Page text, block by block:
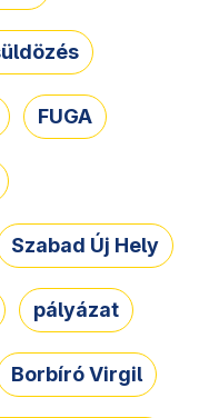
FUGA
Szabad Új Hely
pályázat
Borbíró Virgil